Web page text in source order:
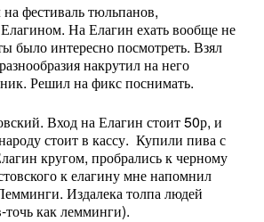
фестиваль тюльпанов,
На Елагин ехать вообще не
было интересно посмотреть. Взял
накрутил на него
Решил на фикс поснимать.
Вход на Елагин стоит 50р, и
стоит в кассу. Купили пива с
кругом, пробрались к черному
к елагину мне напомнил
Издалека толпа людей
точь как лемминги).